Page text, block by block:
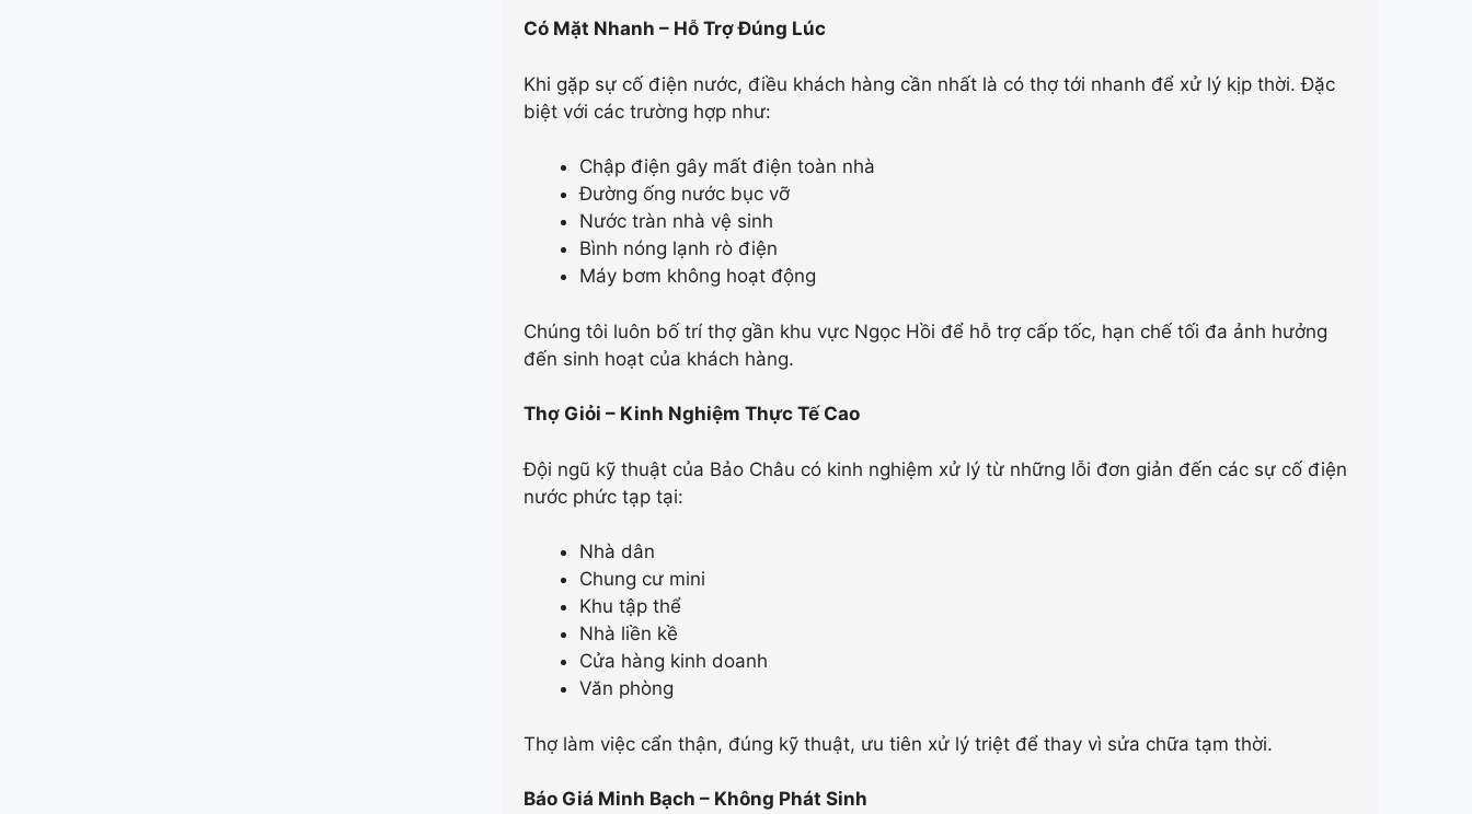
Có Mặt Nhanh – Hỗ Trợ Đúng Lúc
Khi gặp sự cố điện nước, điều khách hàng cần nhất là có thợ tới nhanh để xử lý kịp thời. Đặc
biệt với các trường hợp như:
Chập điện gây mất điện toàn nhà
Đường ống nước bục vỡ
Nước tràn nhà vệ sinh
Bình nóng lạnh rò điện
Máy bơm không hoạt động
Chúng tôi luôn bố trí thợ gần khu vực Ngọc Hồi để hỗ trợ cấp tốc, hạn chế tối đa ảnh hưởng
đến sinh hoạt của khách hàng.
Thợ Giỏi – Kinh Nghiệm Thực Tế Cao
Đội ngũ kỹ thuật của Bảo Châu có kinh nghiệm xử lý từ những lỗi đơn giản đến các sự cố điện
nước phức tạp tại:
Nhà dân
Chung cư mini
Khu tập thể
Nhà liền kề
Cửa hàng kinh doanh
Văn phòng
Thợ làm việc cẩn thận, đúng kỹ thuật, ưu tiên xử lý triệt để thay vì sửa chữa tạm thời.
Báo Giá Minh Bạch – Không Phát Sinh